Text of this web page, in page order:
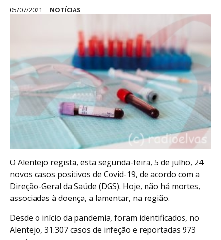
05/07/2021 NOTÍCIAS
O Alentejo regista, esta segunda-feira, 5 de julho, 24
novos casos positivos de Covid-19, de acordo com a
Direção-Geral da Saúde (DGS). Hoje, não há mortes,
associadas à doença, a lamentar, na região.
Desde o início da pandemia, foram identificados, no
Alentejo, 31.307 casos de infeção e reportadas 973